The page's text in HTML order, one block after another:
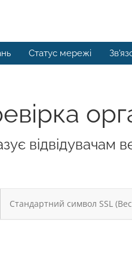
Статус мережі
Стандартний символ SSL